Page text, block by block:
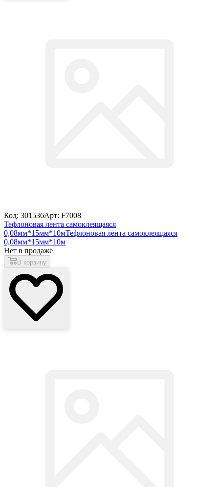
Код: 301536Арт: F7008
Тефлоновая лента самоклеящаяся
0,08мм*15мм*10мТефлоновая лента самоклеящаяся
0,08мм*15мм*10м
Нет в продаже
В корзину